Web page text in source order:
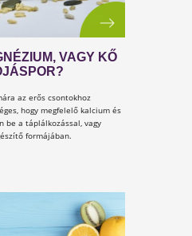
- C-VITAMIN, KALCIUM
felépítés alapjai